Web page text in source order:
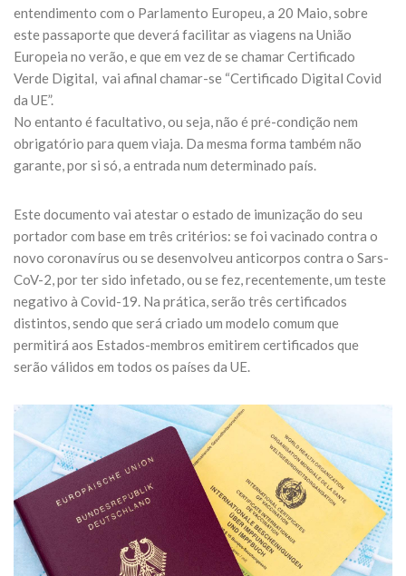
entendimento com o Parlamento Europeu, a 20 Maio, sobre
este passaporte que deverá facilitar as viagens na União
Europeia no verão, e que em vez de se chamar Certificado
Verde Digital, vai afinal chamar-se “Certificado Digital Covid
da UE”.
No entanto é facultativo, ou seja, não é pré-condição nem
obrigatório para quem viaja. Da mesma forma também não
garante, por si só, a entrada num determinado país.
Este documento vai atestar o estado de imunização do seu
portador com base em três critérios: se foi vacinado contra o
novo coronavírus ou se desenvolveu anticorpos contra o Sars-
CoV-2, por ter sido infetado, ou se fez, recentemente, um teste
negativo à Covid-19. Na prática, serão três certificados
distintos, sendo que será criado um modelo comum que
permitirá aos Estados-membros emitirem certificados que
serão válidos em todos os países da UE.